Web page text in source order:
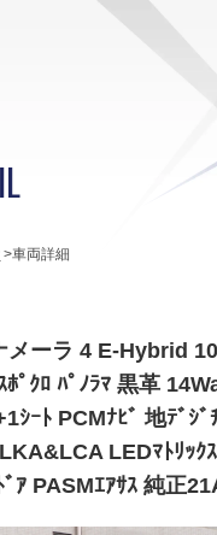
車両詳細
メーラ 4 E-Hybrid
ﾟｸﾛ ﾊﾟﾉﾗﾏ 黒革
ｼｰﾄ PCMﾅﾋﾞ 地ﾃﾞｼ
LEDﾏﾄﾘｯｸ
ﾞｱ PASMｴｱｻｽ 純正